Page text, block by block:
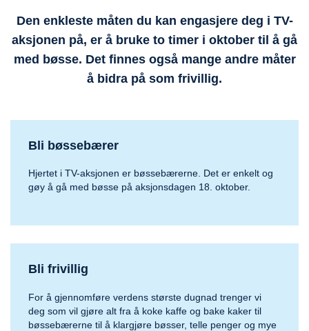
Den enkleste måten du kan engasjere deg i TV-
aksjonen på, er å bruke to timer i oktober til å gå
med bøsse. Det finnes også mange andre måter
å bidra på som frivillig.
Bli bøssebærer
Hjertet i TV-aksjonen er bøssebærerne. Det er enkelt og
gøy å gå med bøsse på aksjonsdagen 18. oktober.
Bli frivillig
For å gjennomføre verdens største dugnad trenger vi
deg som vil gjøre alt fra å koke kaffe og bake kaker til
bøssebærerne til å klargjøre bøsser, telle penger og mye